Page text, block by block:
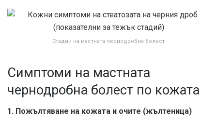
Стадии на мастната чернодробна болест
Симптоми на мастната
чернодробна болест по кожата
1. Пожълтяване на кожата и очите (жълтеница)